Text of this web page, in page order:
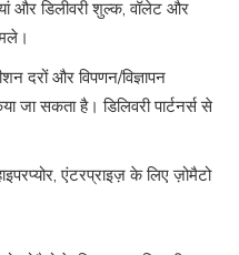
और डिलीवरी शुल्क, वॉलेट और
दरों और विपणन/विज्ञापन
जा सकता है। डिलिवरी पार्टनर्स से
एंटरप्राइज़ के लिए ज़ोमैटो